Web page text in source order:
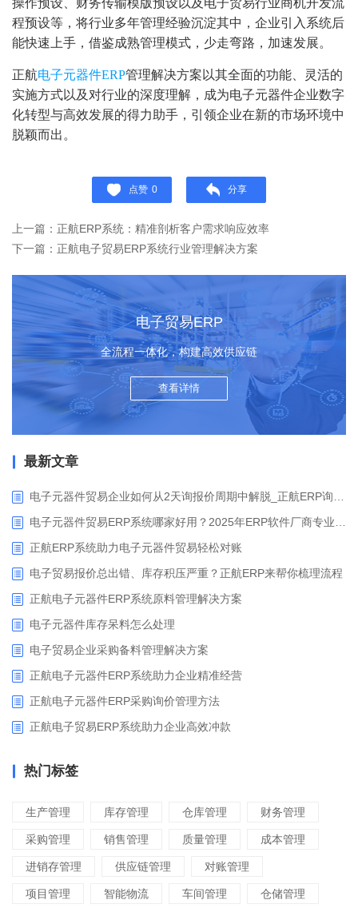
操作预设、财务传输模版预设以及电子贸易行业商机开发流
程预设等，将行业多年管理经验沉淀其中，企业引入系统后
能快速上手，借鉴成熟管理模式，少走弯路，加速发展。
正航电子元器件ERP管理解决方案以其全面的功能、灵活的
实施方式以及对行业的深度理解，成为电子元器件企业数字
化转型与高效发展的得力助手，引领企业在新的市场环境中
脱颖而出。
点赞 0 分享
上一篇：正航ERP系统：精准剖析客户需求响应效率
下一篇：正航电子贸易ERP系统行业管理解决方案
电子贸易ERP
全流程一体化，构建高效供应链
查看详情
最新文章
正航ERP系统助力电子元器件贸易轻松对账
电子贸易报价总出错、库存积压严重？正航ERP来帮你梳理流程
正航电子元器件ERP系统原料管理解决方案
电子元器件库存呆料怎么处理
电子贸易企业采购备料管理解决方案
正航电子元器件ERP系统助力企业精准经营
正航电子元器件ERP采购询价管理方法
正航电子贸易ERP系统助力企业高效冲款
热门标签
生产管理 库存管理 仓库管理 财务管理
采购管理 销售管理 质量管理 成本管理
进销存管理 供应链管理 对账管理
项目管理 智能物流 车间管理 仓储管理